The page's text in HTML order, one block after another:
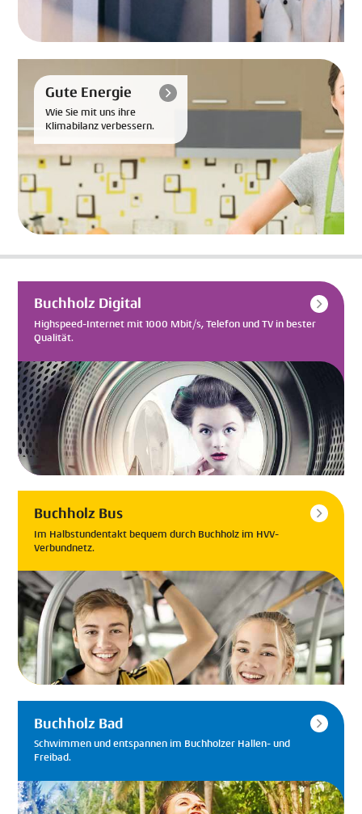
Gute Energie
Wie Sie mit uns ihre
Klimabilanz verbessern.
Buchholz Digital
Highspeed-Internet mit 1000 Mbit/s, Telefon und TV in bester
Qualität.
Buchholz Bus
Im Halbstundentakt bequem durch Buchholz im HVV-
Verbundnetz.
Buchholz Bad
Schwimmen und entspannen im Buchholzer Hallen- und
Freibad.